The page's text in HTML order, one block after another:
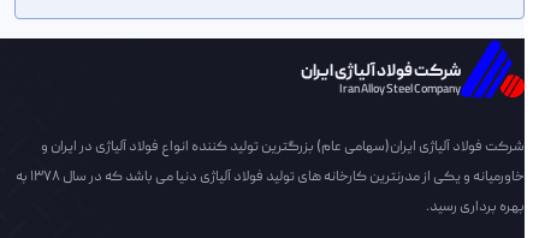
شرکت فولاد آلیاژی ایران
Iran Alloy Steel Company
شرکت فولاد آلیاژی ایران(سهامی عام) بزرگترین تولید کننده انواع فولاد آلیاژی در ایران و
خاورمیانه و یکی از مدرنترین کارخانه های تولید فولاد آلیاژی دنیا می باشد که در سال 1378 به
بهره برداری رسید.